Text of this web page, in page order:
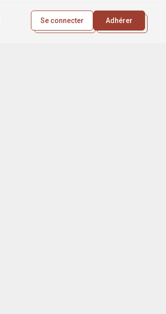
Se connecter Adhérer